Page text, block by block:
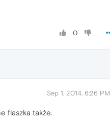
0
Sep 1, 2014, 6:26 PM
flaszka także.